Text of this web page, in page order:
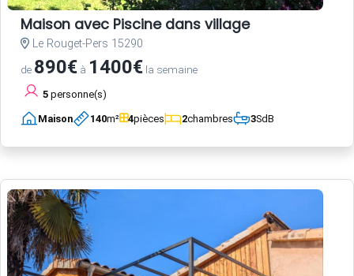
Maison avec Piscine dans village
Le Rouget-Pers 15290
de 890€ à 1400€ la semaine
5 personne(s)
Maison 140m² 4pièces 2chambres 3SdB